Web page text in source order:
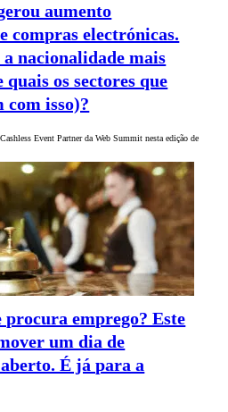
aumento
compras electrónicas.
nacionalidade mais
quais os sectores que
isso)?
Event Partner da Web Summit nesta edição de
procura emprego? Este
um dia de
É já para a